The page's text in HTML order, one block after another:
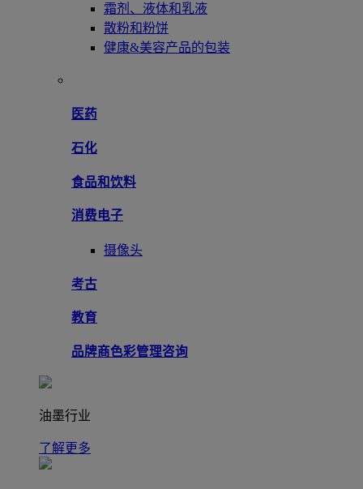
霜剂、液体和乳液
散粉和粉饼
健康&美容产品的包装
医药
石化
食品和饮料
消费电子
摄像头
考古
教育
品牌商色彩管理咨询
油墨行业
了解更多